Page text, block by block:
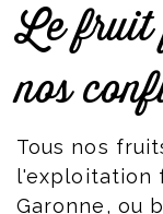
Le fruit
nos
Tous nos
l'exploitation
Garonne, ou